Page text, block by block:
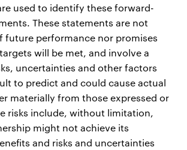
used to identify these forward-
These statements are not
future performance nor promises
will be met, and involve a
uncertainties and other factors
to predict and could cause actual
materially from those expressed or
risks include, without limitation,
might not achieve its
and risks and uncertainties